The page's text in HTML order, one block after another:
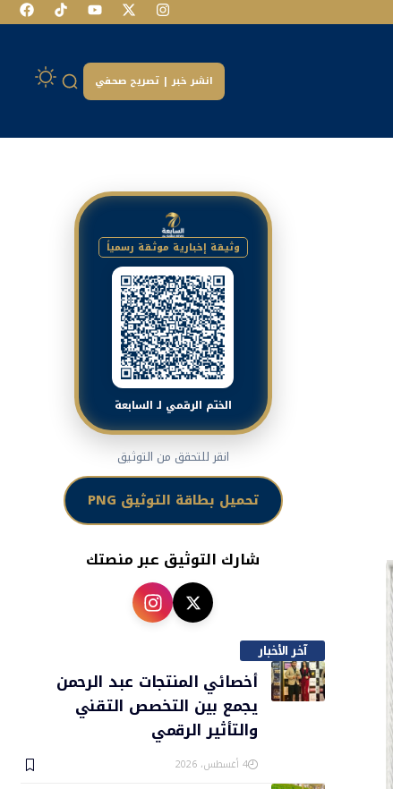
انشر خبر | تصريح صحفي
وثيقة إخبارية موثقة رسمياً
الختم الرقمي لـ السابعة
انقر للتحقق من التوثيق
تحميل بطاقة التوثيق PNG
شارك التوثيق عبر منصتك
آخر الأخبار
أخصائي المنتجات عبد الرحمن
يجمع بين التخصص التقني
والتأثير الرقمي
4 أغسطس، 2026